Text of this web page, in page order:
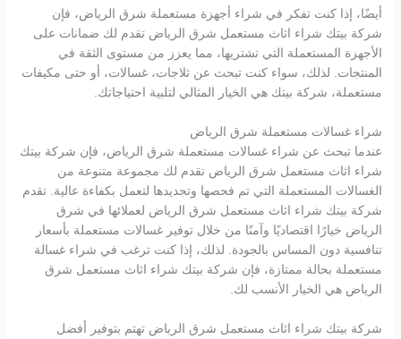
أيضًا، إذا كنت تفكر في شراء أجهزة مستعملة شرق الرياض، فإن
شركة بيتك شراء اثاث مستعمل شرق الرياض تقدم لك ضمانات على
الأجهزة المستعملة التي تشتريها، مما يعزز من مستوى الثقة في
المنتجات. لذلك، سواء كنت تبحث عن ثلاجات، غسالات، أو حتى مكيفات
مستعملة، شركة بيتك هي الخيار المثالي لتلبية احتياجاتك.
شراء غسالات مستعملة شرق الرياض
عندما تبحث عن شراء غسالات مستعملة شرق الرياض، فإن شركة بيتك
شراء اثاث مستعمل شرق الرياض تقدم لك مجموعة متنوعة من
الغسالات المستعملة التي تم فحصها وتجديدها لتعمل بكفاءة عالية. تقدم
شركة بيتك شراء اثاث مستعمل شرق الرياض لعملائها في شرق
الرياض خيارًا اقتصاديًا وآمنًا من خلال توفير غسالات مستعملة بأسعار
تنافسية دون المساس بالجودة. لذلك، إذا كنت ترغب في شراء غسالة
مستعملة بحالة ممتازة، فإن شركة بيتك شراء اثاث مستعمل شرق
الرياض هي الخيار الأنسب لك.
شركة بيتك شراء اثاث مستعمل شرق الرياض تهتم بتوفير أفضل